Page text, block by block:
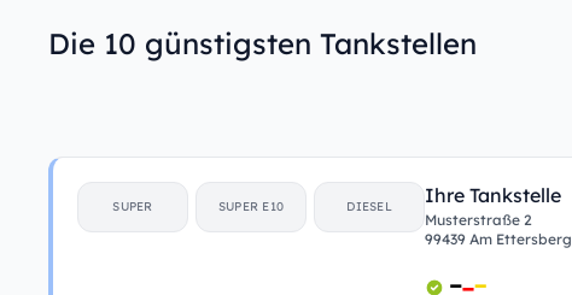
Die 10 günstigsten Tankstellen
SUPER SUPER E10 DIESEL Ihre Tankstelle
Musterstraße 2
99439 Am Ettersberg